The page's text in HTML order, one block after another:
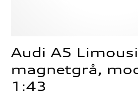
Audi A5
magnetgrå,
1:43